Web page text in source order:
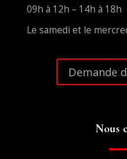
09h à 12h – 14h à 18h
Le samedi et le
Demande
Nous